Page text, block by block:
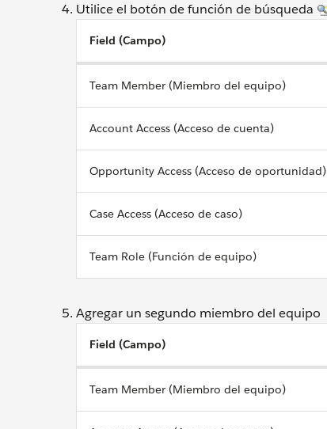
Utilice el botón de función de búsqueda
Field (Campo)
Team Member (Miembro del equipo)
Account Access (Acceso de cuenta)
Opportunity Access (Acceso de oportunidad)
Case Access (Acceso de caso)
Team Role (Función de equipo)
Agregar un segundo miembro del equipo
Field (Campo)
Team Member (Miembro del equipo)